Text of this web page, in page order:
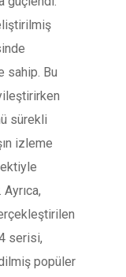
sahip. Bu
sürekli
izleme
serisi,
popüler